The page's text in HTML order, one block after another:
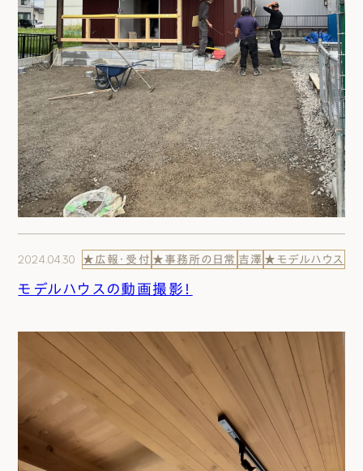
2024.04.30 ★広報・受付 ★事務所の日常 吉澤 ★モデルハウス
モデルハウスの動画撮影！